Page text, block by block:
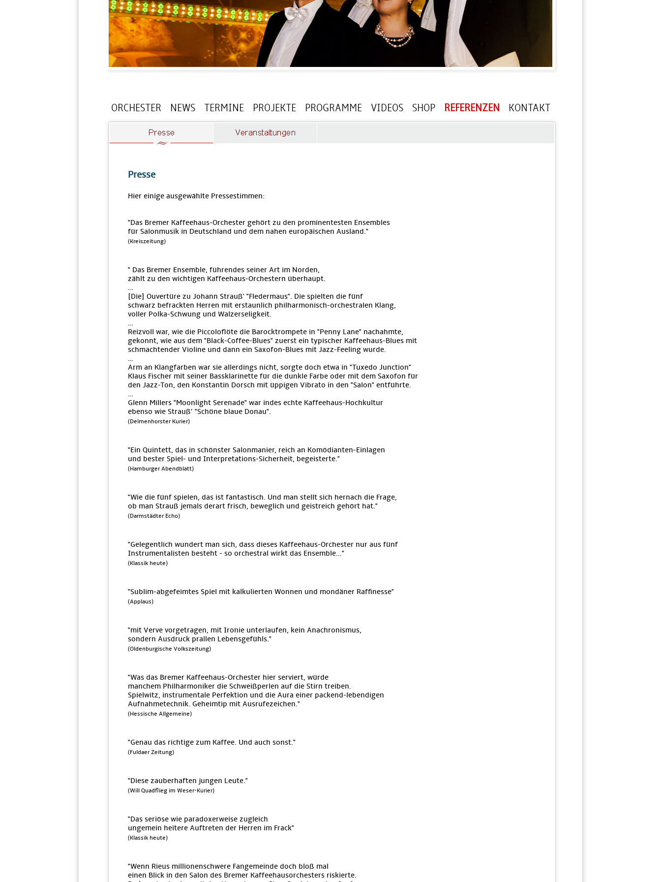
ORCHESTER NEWS TERMINE PROJEKTE PROGRAMME VIDEOS SHOP REFERENZEN KONTAKT
Presse
Hier einige ausgewählte Pressestimmen:
"Das Bremer Kaffeehaus-Orchester gehört zu den prominentesten Ensembles
für Salonmusik in Deutschland und dem nahen europäischen Ausland."
(Kreiszeitung)
" Das Bremer Ensemble, führendes seiner Art im Norden,
zählt zu den wichtigen Kaffeehaus-Orchestern überhaupt.
…
[Die] Ouvertüre zu Johann Strauß' "Fledermaus". Die spielten die fünf
schwarz befrackten Herren mit erstaunlich philharmonisch-orchestralen Klang,
voller Polka-Schwung und Walzerseligkeit.
…
Reizvoll war, wie die Piccoloflöte die Barocktrompete in "Penny Lane" nachahmte,
gekonnt, wie aus dem "Black-Coffee-Blues" zuerst ein typischer Kaffeehaus-Blues mit
schmachtender Violine und dann ein Saxofon-Blues mit Jazz-Feeling wurde.
…
Arm an Klangfarben war sie allerdings nicht, sorgte doch etwa in "Tuxedo Junction"
Klaus Fischer mit seiner Bassklarinette für die dunkle Farbe oder mit dem Saxofon für
den Jazz-Ton, den Konstantin Dorsch mit üppigen Vibrato in den "Salon" entführte.
…
Glenn Millers "Moonlight Serenade" war indes echte Kaffeehaus-Hochkultur
ebenso wie Strauß’ "Schöne blaue Donau".
(Delmenhorster Kurier)
"Ein Quintett, das in schönster Salonmanier, reich an Komödianten-Einlagen
und bester Spiel- und Interpretations-Sicherheit, begeisterte."
(Hamburger Abendblatt)
"Wie die fünf spielen, das ist fantastisch. Und man stellt sich hernach die Frage,
ob man Strauß jemals derart frisch, beweglich und geistreich gehört hat."
(Darmstädter Echo)
"Gelegentlich wundert man sich, dass dieses Kaffeehaus-Orchester nur aus fünf
Instrumentalisten besteht - so orchestral wirkt das Ensemble..."
(Klassik heute)
"Sublim-abgefeimtes Spiel mit kalkulierten Wonnen und mondäner Raffinesse"
(Applaus)
"mit Verve vorgetragen, mit Ironie unterlaufen, kein Anachronismus,
sondern Ausdruck prallen Lebensgefühls."
(Oldenburgische Volkszeitung)
"Was das Bremer Kaffeehaus-Orchester hier serviert, würde
manchem Philharmoniker die Schweißperlen auf die Stirn treiben.
Spielwitz, instrumentale Perfektion und die Aura einer packend-lebendigen
Aufnahmetechnik. Geheimtip mit Ausrufezeichen."
(Hessische Allgemeine)
"Genau das richtige zum Kaffee. Und auch sonst."
(Fuldaer Zeitung)
"Diese zauberhaften jungen Leute."
(Will Quadflieg im Weser-Kurier)
"Das seriöse wie paradoxerweise zugleich
ungemein heitere Auftreten der Herren im Frack"
(Klassik heute)
"Wenn Rieus millionenschwere Fangemeinde doch bloß mal
einen Blick in den Salon des Bremer Kaffeehausorchesters riskierte.